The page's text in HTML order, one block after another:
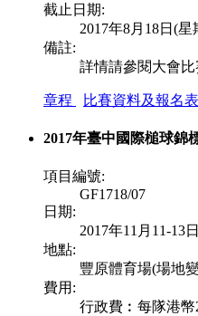
截止日期:
2017年8月18日(
備註:
詳情請參閱大會
章程 比賽資料及報名表
2017年臺中國際槌球錦
項目編號:
GF1718/07
日期:
2017年11月11-13日
地點:
豐原體育場(場地
費用:
行政費︰每隊港幣